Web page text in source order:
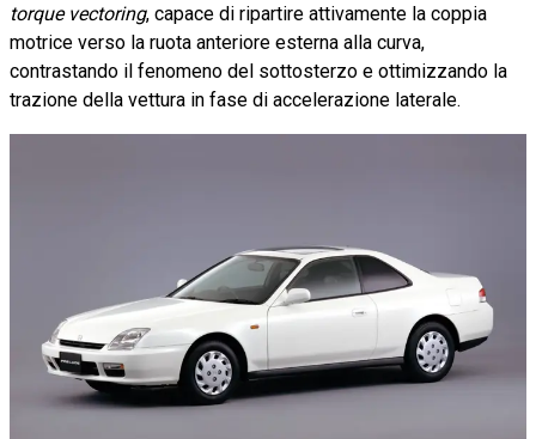
torque vectoring, capace di ripartire attivamente la coppia
motrice verso la ruota anteriore esterna alla curva,
contrastando il fenomeno del sottosterzo e ottimizzando la
trazione della vettura in fase di accelerazione laterale.